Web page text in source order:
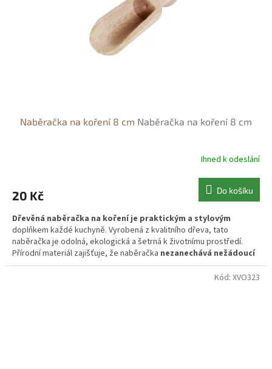
Naběračka na koření 8 cm Naběračka na koření 8 cm
Ihned k odeslání
20 Kč Do košíku
Dřevěná naběračka na koření je praktickým a stylovým
doplňkem každé kuchyně. Vyrobená z kvalitního dřeva, tato
naběračka je odolná, ekologická a šetrná k životnímu prostředí.
Přírodní materiál zajišťuje, že naběračka nezanechává nežádoucí
pachy nebo chemikálie v koření,což z ní činí bezpečný nástroj
Kód: XVO323